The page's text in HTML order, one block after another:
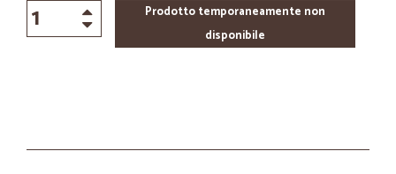
Prodotto temporaneamente non
disponibile